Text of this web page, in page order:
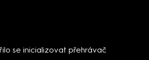
se inicializovat přehrávač